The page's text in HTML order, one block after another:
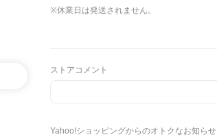
※休業日は発送されません。
ストアコメント
Yahoo!ショッピングからのオトクなお知らせ